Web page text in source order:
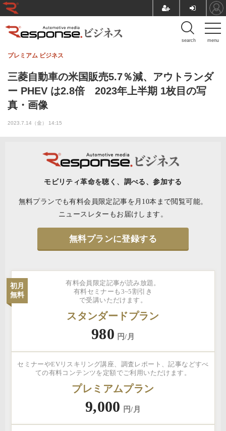
menu
search
三菱自動車の米国販売5.7％減、アウトランダ
ー PHEV は2.8倍 2023年上半期 1枚目の写
真・画像
プレミアム ビジネス
2023.7.14（金） 14:15
モビリティ革命を聴く、調べる、参加する
無料プランでも有料会員限定記事を月10本まで閲覧可能。
ニュースレターもお届けします。
無料プランに登録する
有料会員限定記事が読み放題。
有料セミナーも3~5割引き
で受講いただけます。
初月
無料
スタンダードプラン
980 円/月
セミナーやEVリスキリング講座、調査レポート、記事などすべ
ての有料コンテンツを定額でご利用いただけます。
プレミアムプラン
9,000 円/月